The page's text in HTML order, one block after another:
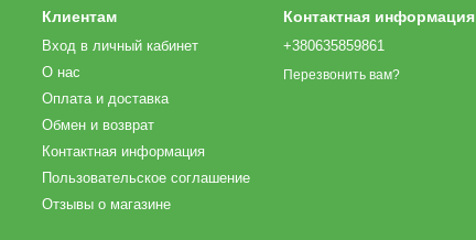
Клиентам
Вход в личный кабинет
О нас
Оплата и доставка
Обмен и возврат
Контактная информация
Пользовательское соглашение
Отзывы о магазине
Контактная информация
+380635859861
Перезвонить вам?